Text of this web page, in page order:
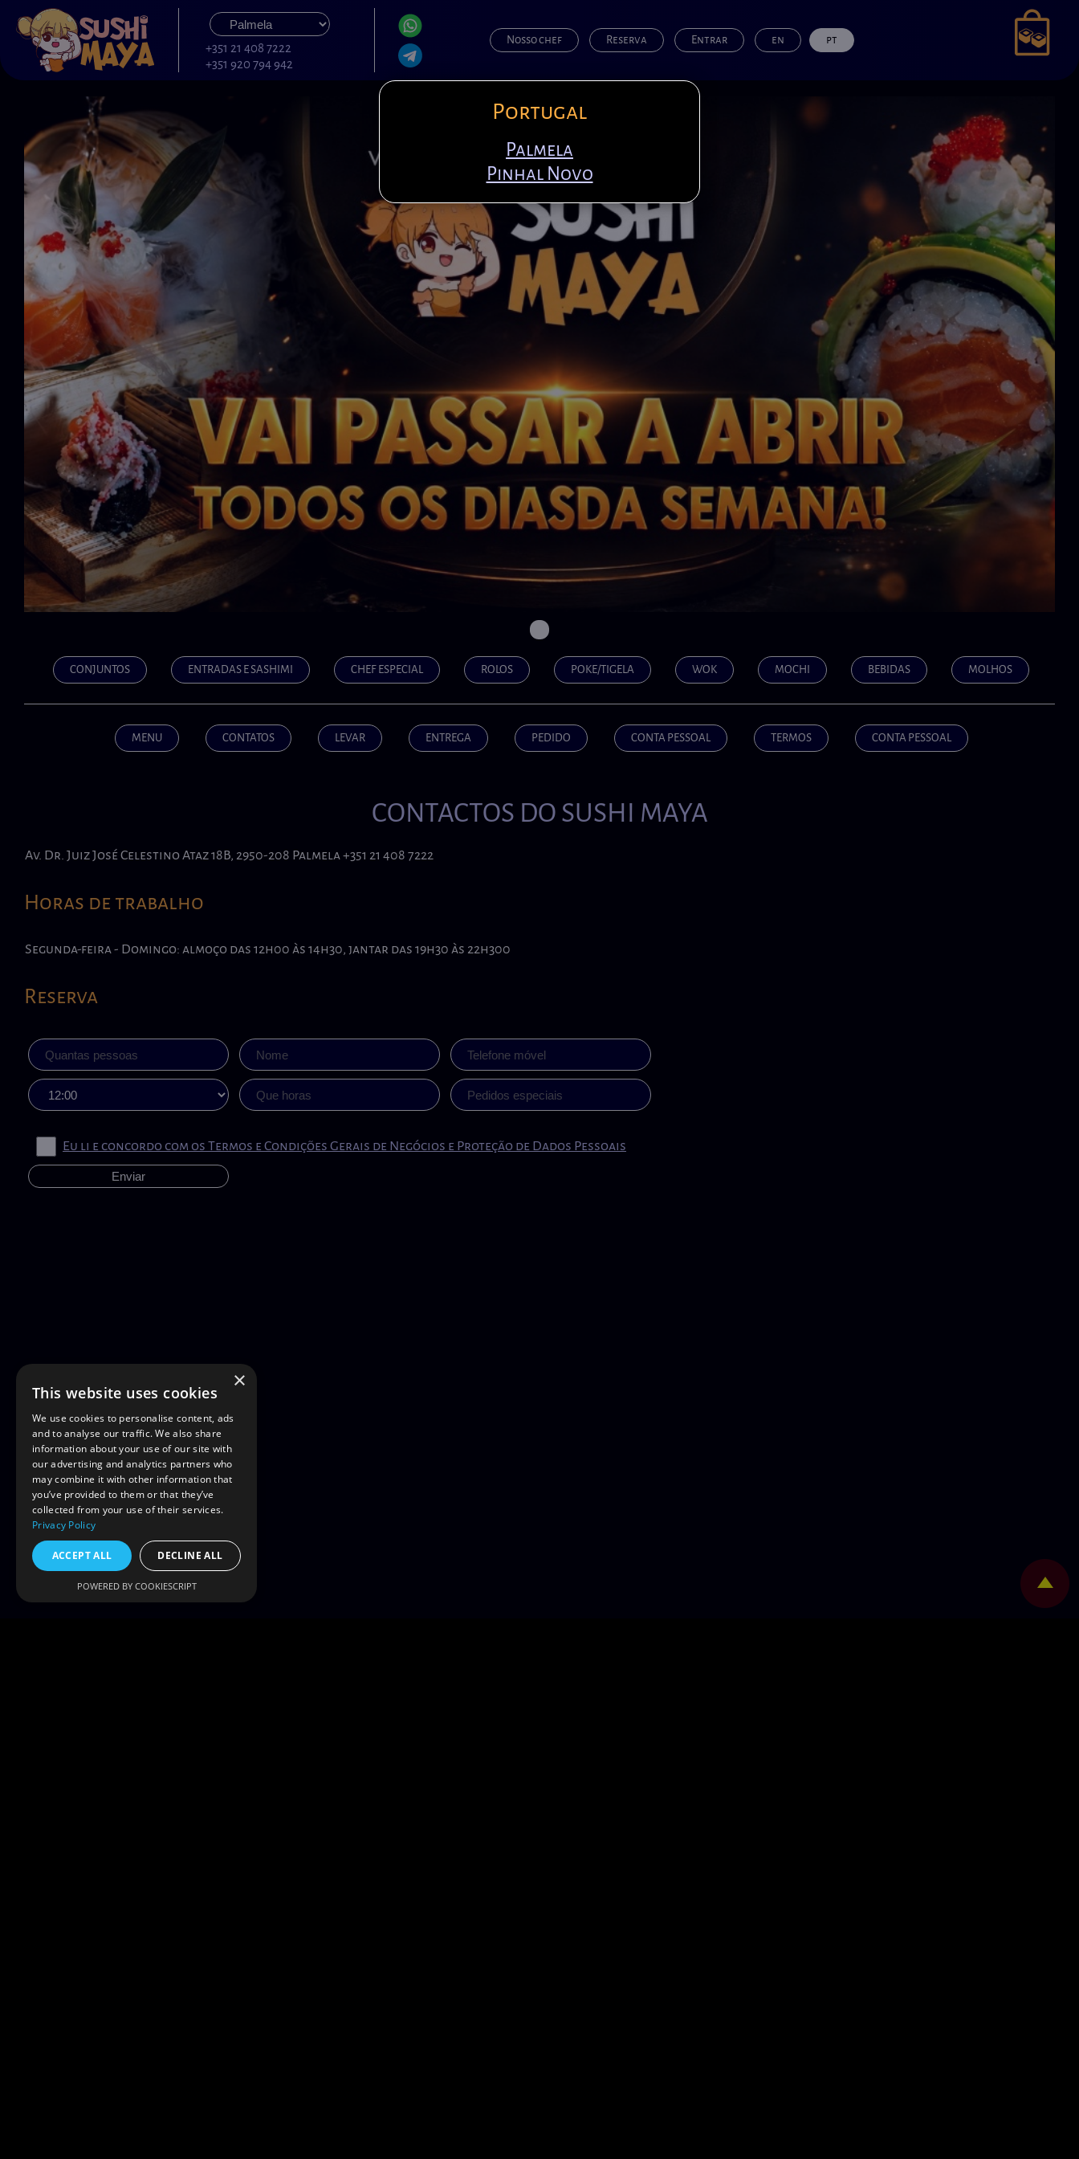
+351 21 408 7222
+351 920 794 942
Nosso chef Reserva Entrar en pt
CONJUNTOS ENTRADAS E SASHIMI CHEF ESPECIAL ROLOS POKE/TIGELA WOK MOCHI BEBIDAS MOLHOS
MENU CONTATOS LEVAR ENTREGA PEDIDO CONTA PESSOAL TERMOS CONTA PESSOAL
CONTACTOS DO SUSHI MAYA
Av. Dr. Juiz José Celestino Ataz 18B, 2950-208 Palmela +351 21 408 7222
Horas de trabalho
Segunda-feira - Domingo: almoço das 12h00 às 14h30, jantar das 19h30 às 22h300
Reserva
Eu li e concordo com os Termos e Condições Gerais de Negócios e Proteção de Dados Pessoais
Portugal
Palmela
Pinhal Novo
×
This website uses cookies
We use cookies to personalise content, ads
and to analyse our traffic. We also share
information about your use of our site with
our advertising and analytics partners who
may combine it with other information that
you’ve provided to them or that they’ve
collected from your use of their services.
Privacy Policy
ACCEPT ALL DECLINE ALL
POWERED BY COOKIESCRIPT